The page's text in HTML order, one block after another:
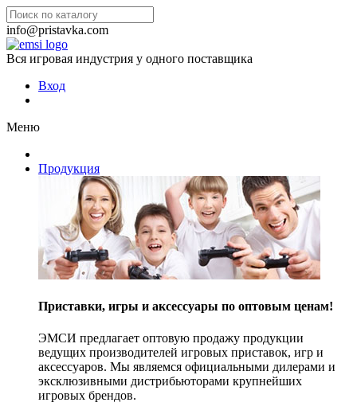
info@pristavka.com
Вся игровая индустрия у одного поставщика
Вход
Меню
Продукция
Приставки, игры и аксессуары по оптовым ценам!
ЭМСИ предлагает оптовую продажу продукции
ведущих производителей игровых приставок, игр и
аксессуаров. Мы являемся официальными дилерами и
эксклюзивными дистрибьюторами крупнейших
игровых брендов.